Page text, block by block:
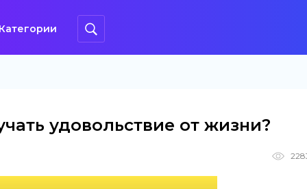
удовольствие от жизни?